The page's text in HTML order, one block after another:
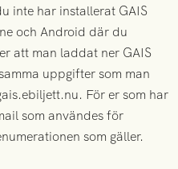
inte har installerat GAIS
och Android där du
att man laddat ner GAIS
uppgifter som man
För er som har
som användes för
som gäller.